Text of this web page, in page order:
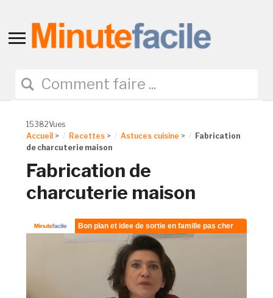
Toggle
navigation
15382Vues
Accueil > Recettes > Astuces cuisine >
Fabrication
de charcuterie maison
Fabrication de
charcuterie maison